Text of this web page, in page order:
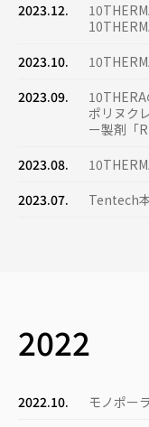
2023.12.
2023.10.
2023.09.
ポリヌク
ー製剤「
2023.08.
2023.07.
Tentech
2022
2022.10.
モノポー